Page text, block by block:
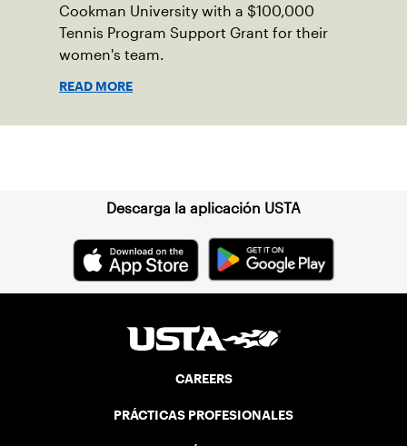
Cookman University with a $100,000
Tennis Program Support Grant for their
women's team.
READ MORE
Descarga la aplicación USTA
CAREERS
PRÁCTICAS PROFESIONALES